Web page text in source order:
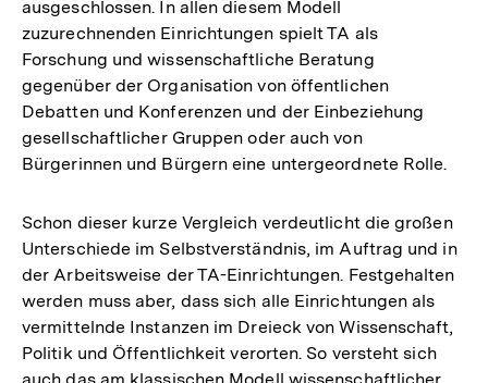
ausgeschlossen. In allen diesem Modell
zuzurechnenden Einrichtungen spielt TA als
Forschung und wissenschaftliche Beratung
gegenüber der Organisation von öffentlichen
Debatten und Konferenzen und der Einbeziehung
gesellschaftlicher Gruppen oder auch von
Bürgerinnen und Bürgern eine untergeordnete Rolle.
Schon dieser kurze Vergleich verdeutlicht die großen
Unterschiede im Selbstverständnis, im Auftrag und in
der Arbeitsweise der TA-Einrichtungen. Festgehalten
werden muss aber, dass sich alle Einrichtungen als
vermittelnde Instanzen im Dreieck von Wissenschaft,
Politik und Öffentlichkeit verorten. So versteht sich
auch das am klassischen Modell wissenschaftlicher